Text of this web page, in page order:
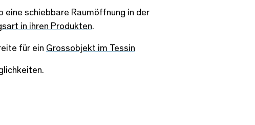
eine schiebbare Raumöffnung in der
in ihren Produkten.
für ein Grossobjekt im Tessin